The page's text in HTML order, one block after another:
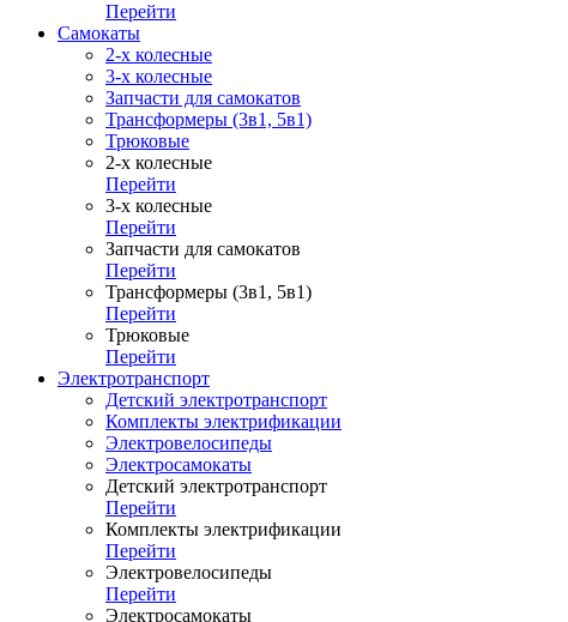
Перейти
Самокаты
2-х колесные
3-х колесные
Запчасти для самокатов
Трансформеры (3в1, 5в1)
Трюковые
2-х колесные
Перейти
3-х колесные
Перейти
Запчасти для самокатов
Перейти
Трансформеры (3в1, 5в1)
Перейти
Трюковые
Перейти
Электротранспорт
Детский электротранспорт
Комплекты электрификации
Электровелосипеды
Электросамокаты
Детский электротранспорт
Перейти
Комплекты электрификации
Перейти
Электровелосипеды
Перейти
Электросамокаты